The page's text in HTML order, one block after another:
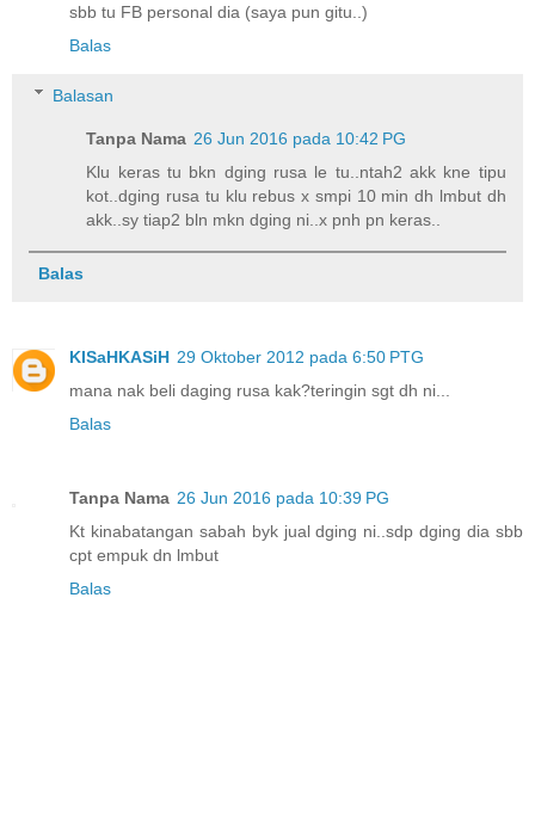
sbb tu FB personal dia (saya pun gitu..)
Balas
Balasan
Tanpa Nama 26 Jun 2016 pada 10:42 PG
Klu keras tu bkn dging rusa le tu..ntah2 akk kne tipu
kot..dging rusa tu klu rebus x smpi 10 min dh lmbut dh
akk..sy tiap2 bln mkn dging ni..x pnh pn keras..
Balas
KISaHKASiH 29 Oktober 2012 pada 6:50 PTG
mana nak beli daging rusa kak?teringin sgt dh ni...
Balas
Tanpa Nama 26 Jun 2016 pada 10:39 PG
Kt kinabatangan sabah byk jual dging ni..sdp dging dia sbb
cpt empuk dn lmbut
Balas